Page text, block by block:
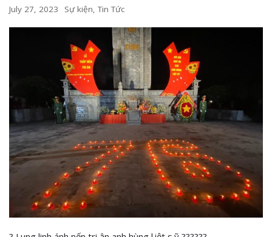
July 27, 2023 Sự kiện,Tin Tức